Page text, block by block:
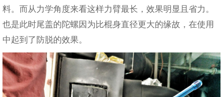
料。而从力学角度来看这样力臂最长，效果明显且省力。
也是此时尾盖的陀螺因为比棍身直径更大的缘故，在使用
中起到了防脱的效果。